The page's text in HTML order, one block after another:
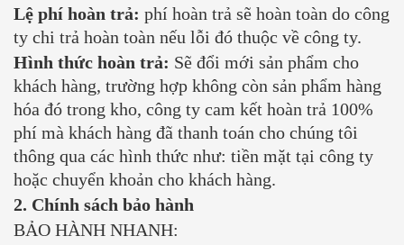
Lệ phí hoàn trả: phí hoàn trả sẽ hoàn toàn do công
ty chi trả hoàn toàn nếu lỗi đó thuộc về công ty.
Hình thức hoàn trả: Sẽ đổi mới sản phẩm cho
khách hàng, trường hợp không còn sản phẩm hàng
hóa đó trong kho, công ty cam kết hoàn trả 100%
phí mà khách hàng đã thanh toán cho chúng tôi
thông qua các hình thức như: tiền mặt tại công ty
hoặc chuyển khoản cho khách hàng.
2. Chính sách bảo hành
BẢO HÀNH NHANH: